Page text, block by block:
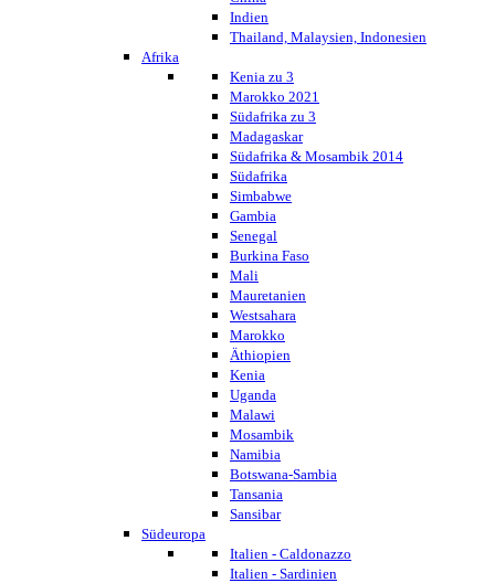
Indien
Thailand, Malaysien, Indonesien
Afrika
Kenia zu 3
Marokko 2021
Südafrika zu 3
Madagaskar
Südafrika & Mosambik 2014
Südafrika
Simbabwe
Gambia
Senegal
Burkina Faso
Mali
Mauretanien
Westsahara
Marokko
Äthiopien
Kenia
Uganda
Malawi
Mosambik
Namibia
Botswana-Sambia
Tansania
Sansibar
Südeuropa
Italien - Caldonazzo
Italien - Sardinien